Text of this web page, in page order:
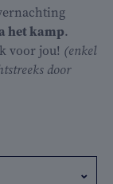
het kamp.
voor jou! (enkel
door